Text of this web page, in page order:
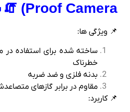
Proof Camera) 🧯🔥
📌 ویژگی‌ ها:
ساخته‌ شده برای استفاده
خطرناک
بدنه فلزی و ضد ضربه
مقاوم در برابر گازهای
📌 کاربرد: